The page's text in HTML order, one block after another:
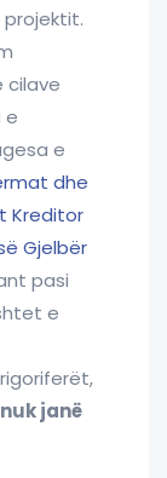
cilave
e
e
dhe
Kreditor
Gjelbër
pasi
e
nuk janë